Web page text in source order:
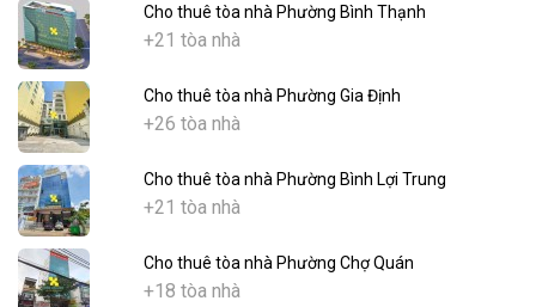
Cho thuê tòa nhà Phường Bình Thạnh
+21 tòa nhà
Cho thuê tòa nhà Phường Gia Định
+26 tòa nhà
Cho thuê tòa nhà Phường Bình Lợi Trung
+21 tòa nhà
Cho thuê tòa nhà Phường Chợ Quán
+18 tòa nhà